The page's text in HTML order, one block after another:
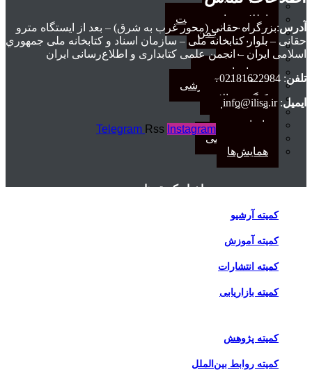
اطلاعیه‌ها
اطلاعیه‌های عضویت
افتخارات انجمن
انتصاب‌ها
بیانیه‌ها
رویدادهای مهم
کارگاه‌های آموزشی
کنگره سالانه
گفت‌وگوها
یادداشت
مجمع عمومی
همایش‌ها
اخبار کمیته‌ها
کمیته آرشیو
کمیته آموزش
کمیته انتشارات
کمیته بازاریابی
کمیته پژوهش
کمیته روابط بین‌الملل
آدرس:بزرگراه حقانی (محور غرب به شرق) – بعد از ايستگاه مترو
حقانی – بلوار كتابخانه ملی – سازمان اسناد و كتابخانه ملی جمهوري
اسلامی ايران – انجمن علمی کتابداری و اطلاع‌رسانی ایران
تلفن: 02181622984
ایمیل: info@ilisa.ir
Telegram Rss Instagram